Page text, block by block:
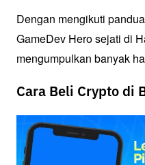
Dengan mengikuti
GameDev Hero sejati di
mengumpulkan banyak
Cara Beli Crypto di